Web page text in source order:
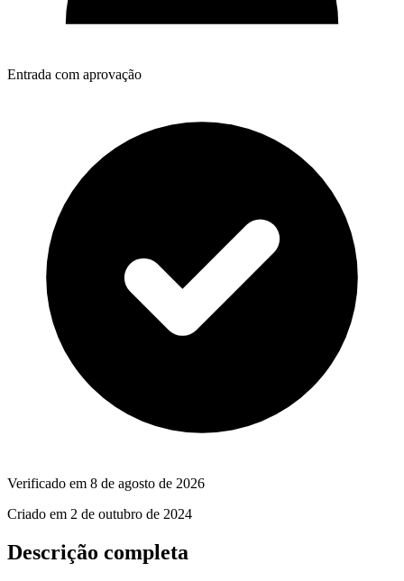
Entrada com aprovação
Verificado em 8 de agosto de 2026
Criado em 2 de outubro de 2024
Descrição completa